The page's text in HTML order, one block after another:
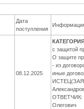
Дата
поступления
08.12.2025
с защитой
О защите
- из
иные
Олегович